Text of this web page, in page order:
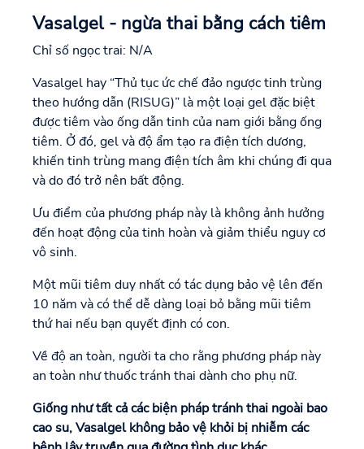
Vasalgel - ngừa thai bằng cách tiêm
Chỉ số ngọc trai: N/A
Vasalgel hay “Thủ tục ức chế đảo ngược tinh trùng
theo hướng dẫn (RISUG)” là một loại gel đặc biệt
được tiêm vào ống dẫn tinh của nam giới bằng ống
tiêm. Ở đó, gel và độ ẩm tạo ra điện tích dương,
khiến tinh trùng mang điện tích âm khi chúng đi qua
và do đó trở nên bất động.
Ưu điểm của phương pháp này là không ảnh hưởng
đến hoạt động của tinh hoàn và giảm thiểu nguy cơ
vô sinh.
Một mũi tiêm duy nhất có tác dụng bảo vệ lên đến
10 năm và có thể dễ dàng loại bỏ bằng mũi tiêm
thứ hai nếu bạn quyết định có con.
Về độ an toàn, người ta cho rằng phương pháp này
an toàn như thuốc tránh thai dành cho phụ nữ.
Giống như tất cả các biện pháp tránh thai ngoài bao
cao su, Vasalgel không bảo vệ khỏi bị nhiễm các